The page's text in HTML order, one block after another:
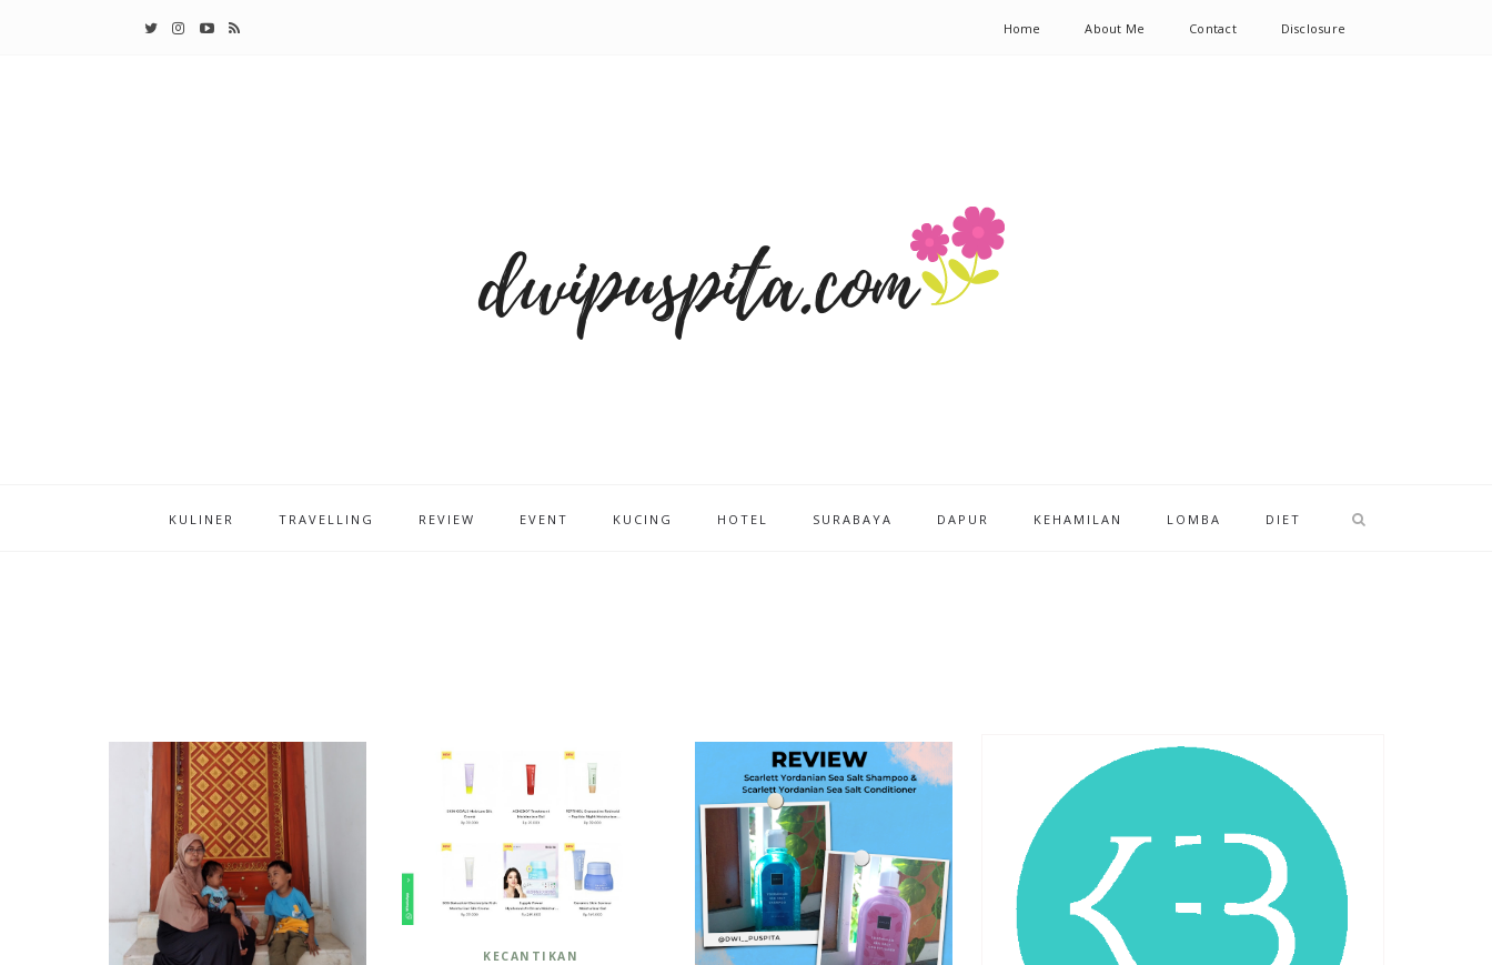
Home About Me Contact Disclosure
KULINER TRAVELLING REVIEW EVENT KUCING HOTEL SURABAYA DAPUR KEHAMILAN LOMBA DIET
KECANTIKAN